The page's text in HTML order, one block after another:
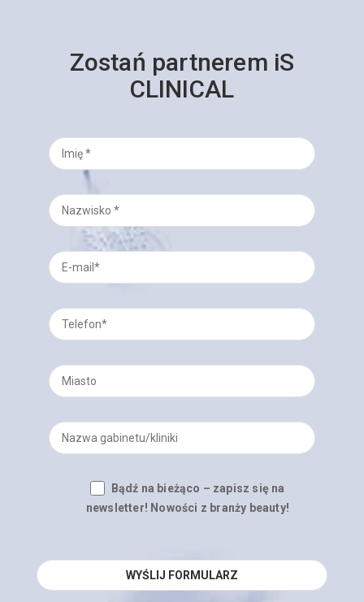
Zostań partnerem iS
CLINICAL
Bądź na bieżąco – zapisz się na
newsletter! Nowości z branży beauty!